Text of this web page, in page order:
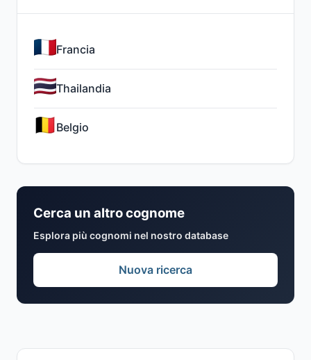
Francia
Thailandia
Belgio
Cerca un altro cognome
Esplora più cognomi nel nostro database
Nuova ricerca